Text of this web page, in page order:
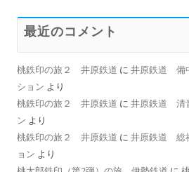
最近のコメント
桃鉄印の旅２ 井原鉄道 に 井原鉄道 備
ション より
桃鉄印の旅２ 井原鉄道 に 井原鉄道 清
ン より
桃鉄印の旅２ 井原鉄道 に 井原鉄道 総
ョン より